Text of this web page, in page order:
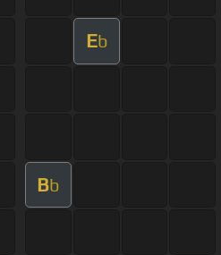
Eb
Bb